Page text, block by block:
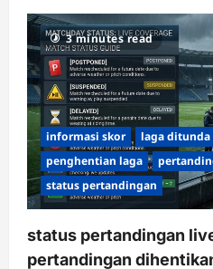
3 minutes read
informasi skor laga ditunda
penghentian laga
status pertandingan
status pertandingan
pertandingan